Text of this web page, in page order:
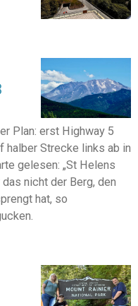
Plan: erst Highway 5
halber Strecke links ab in
gelesen: „St Helens
nicht der Berg, den
hat, so